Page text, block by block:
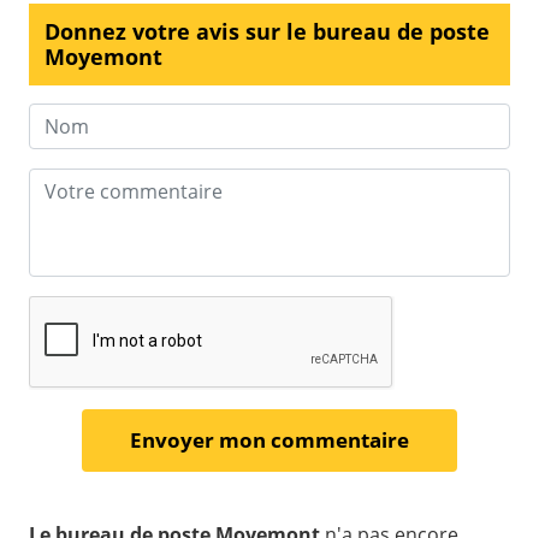
Donnez votre avis sur le bureau de poste
Moyemont